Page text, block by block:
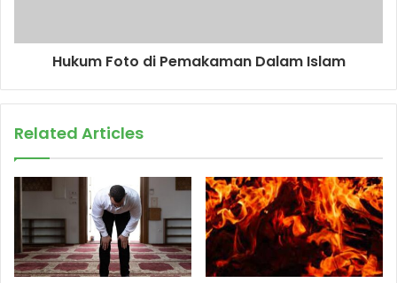
Hukum Foto di Pemakaman Dalam Islam
Related Articles